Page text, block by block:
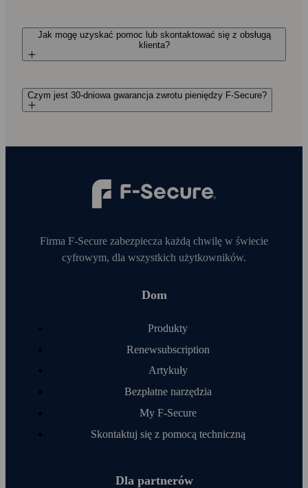
Jak mogę uzyskać pomoc lub skontaktować się z obsługą
klienta?
Czym jest 30-dniowa gwarancja zwrotu pieniędzy F‑Secure?
Firma F‑Secure zabezpiecza każdą chwilę w świecie
cyfrowym, dla wszystkich użytkowników.
Dom
Produkty
Renewsubscription
Artykuły
Bezpłatne narzędzia
My F‑Secure
Skontaktuj się z pomocą techniczną
Dla partnerów